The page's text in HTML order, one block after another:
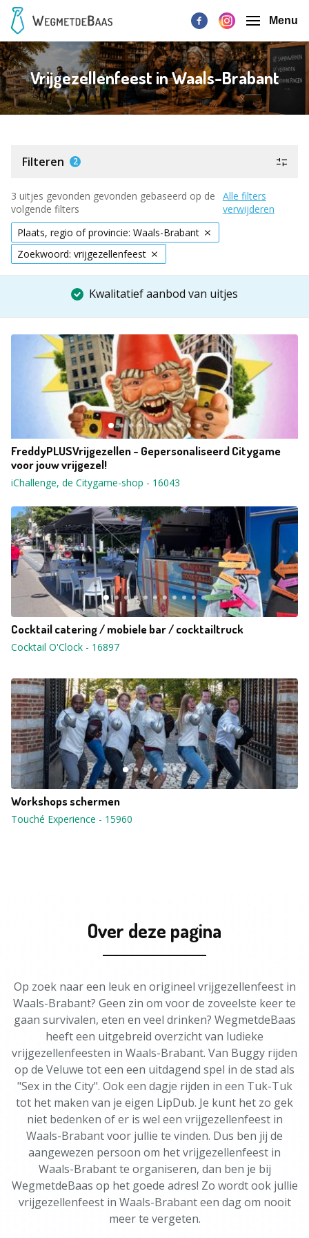
Menu
Vrijgezellenfeest in Waals-Brabant
Filteren 2
3 uitjes gevonden gevonden gebaseerd op de
volgende filters
Alle filters
verwijderen
Plaats, regio of provincie: Waals-Brabant
Zoekwoord: vrijgezellenfeest
Kwalitatief aanbod van uitjes
FreddyPLUSVrijgezellen - Gepersonaliseerd Citygame
voor jouw vrijgezel!
iChallenge, de Citygame-shop - 16043
Cocktail catering / mobiele bar / cocktailtruck
Cocktail O'Clock - 16897
Workshops schermen
Touché Experience - 15960
Over deze pagina
Op zoek naar een leuk en origineel vrijgezellenfeest in
Waals-Brabant? Geen zin om voor de zoveelste keer te
gaan survivalen, eten en veel drinken? WegmetdeBaas
heeft een uitgebreid overzicht van ludieke
vrijgezellenfeesten in Waals-Brabant. Van Buggy rijden
op de Veluwe tot een een uitdagend spel in de stad als
"Sex in the City". Ook een dagje rijden in een Tuk-Tuk
tot het maken van je eigen LipDub. Je kunt het zo gek
niet bedenken of er is wel een vrijgezellenfeest in
Waals-Brabant voor jullie te vinden. Dus ben jij de
aangewezen persoon om het vrijgezellenfeest in
Waals-Brabant te organiseren, dan ben je bij
WegmetdeBaas op het goede adres! Zo wordt ook jullie
vrijgezellenfeest in Waals-Brabant een dag om nooit
meer te vergeten.